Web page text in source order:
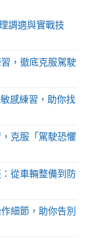
調適與實戰技
，徹底克服駕駛
感練習，助你找
克服「駕駛恐懼
從車輛整備到防
細節，助你告別